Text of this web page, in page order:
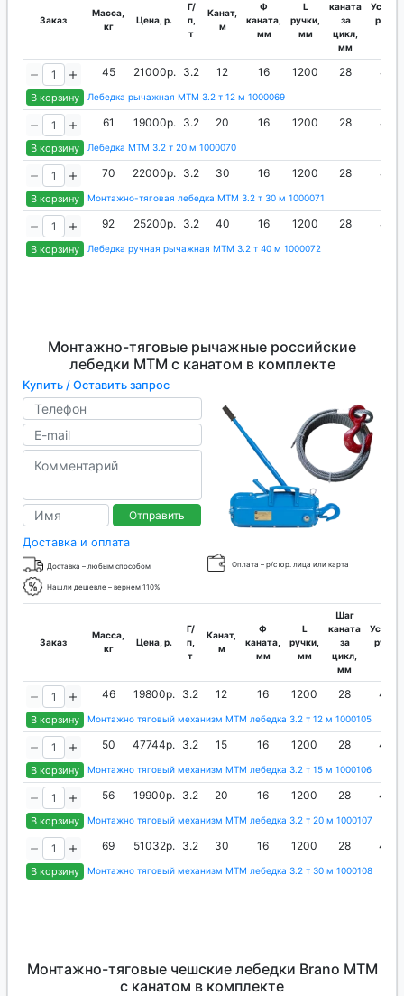
Заказ
Масса,
кг
Цена, р.
Г/
п,
т
Канат,
м
Ф
каната,
мм
L
ручки,
мм
каната
за
цикл,
мм
Усилие
руки,
В корзину
45 21000р. 3.2 12 16 1200 28 44
Лебедка рычажная МТМ 3.2 т 12 м 1000069
В корзину
61 19000р. 3.2 20 16 1200 28 44
Лебедка МТМ 3.2 т 20 м 1000070
В корзину
70 22000р. 3.2 30 16 1200 28 44
Монтажно-тяговая лебедка МТМ 3.2 т 30 м 1000071
В корзину
92 25200р. 3.2 40 16 1200 28 44
Лебедка ручная рычажная МТМ 3.2 т 40 м 1000072
Монтажно-тяговые рычажные российские
лебедки МТМ с канатом в комплекте
Купить / Оставить запрос
Отправить
Доставка и оплата
Доставка – любым способом Оплата – р/с юр. лица или карта
Нашли дешевле – вернем 110%
Заказ
Масса,
кг
Цена, р.
Г/
п,
т
Канат,
м
Ф
каната,
мм
L
ручки,
мм
Шаг
каната
за
цикл,
мм
Усилие
руки,
В корзину
46 19800р. 3.2 12 16 1200 28 44
Монтажно тяговый механизм МТМ лебедка 3.2 т 12 м 1000105
В корзину
50 47744р. 3.2 15 16 1200 28 44
Монтажно тяговый механизм МТМ лебедка 3.2 т 15 м 1000106
В корзину
56 19900р. 3.2 20 16 1200 28 44
Монтажно тяговый механизм МТМ лебедка 3.2 т 20 м 1000107
В корзину
69 51032р. 3.2 30 16 1200 28 44
Монтажно тяговый механизм МТМ лебедка 3.2 т 30 м 1000108
Монтажно-тяговые чешские лебедки Brano МТМ
с канатом в комплекте